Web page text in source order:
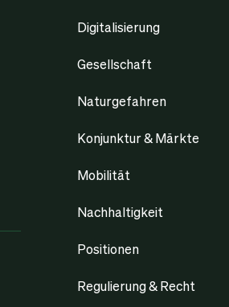
Digitalisierung
Gesellschaft
Naturgefahren
Konjunktur & Märkte
Mobilität
Nachhaltigkeit
Positionen
Regulierung & Recht